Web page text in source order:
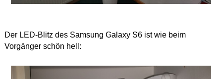
Der LED-Blitz des Samsung Galaxy S6 ist wie beim
Vorgänger schön hell: